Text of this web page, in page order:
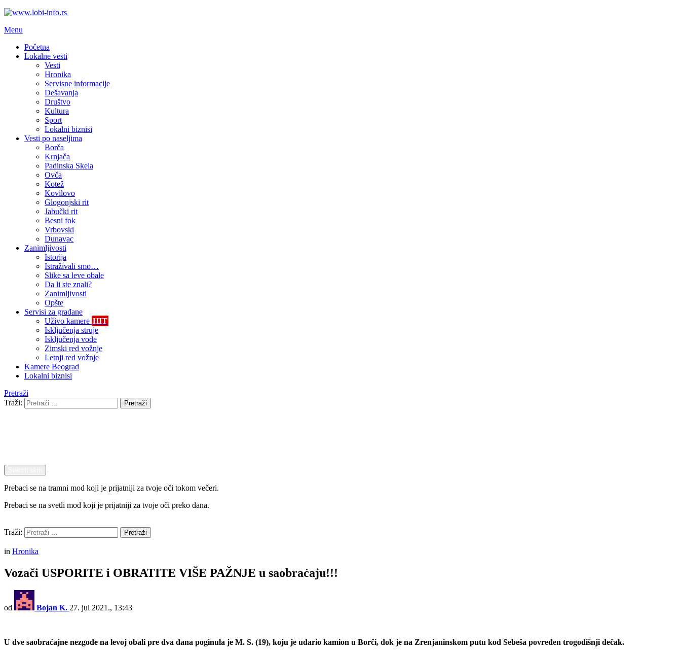
Menu
Početna
Lokalne vesti
Vesti
Hronika
Servisne informacije
Dešavanja
Društvo
Kultura
Sport
Lokalni biznisi
Vesti po naseljima
Borča
Krnjača
Padinska Skela
Ovča
Kotež
Kovilovo
Glogonjski rit
Jabučki rit
Besni fok
Vrbovski
Dunavac
Zanimljivosti
Istorija
Istraživali smo…
Slike sa leve obale
Da li ste znali?
Zanimljivosti
Opšte
Servisi za građane
Uživo kamere HIT
Isključenja struje
Isključenja vode
Zimski red vožnje
Letnji red vožnje
Kamere Beograd
Lokalni biznisi
Pretraži
Traži:
Pretraži
Prebaci se na tramni mod koji je prijatniji za tvoje oči tokom večeri.
Prebaci se na svetli mod koji je prijatniji za tvoje oči preko dana.
Traži:
Pretraži
in Hronika
Vozači USPORITE i OBRATITE VIŠE PAŽNJE u saobraćaju!!!
od Bojan K. 27. jul 2021., 13:43
U dve saobraćajne nezgode na levoj obali pre dva dana poginula je M. S. (19), koju je udario kamion u Borči, dok je na Zrenjaninskom putu kod Sebeša povređen trogodišnji dečak.